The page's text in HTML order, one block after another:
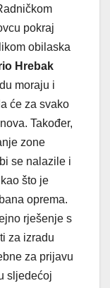
pokraj
obilaska
Hrebak
moraju i
će za svako
Također,
zone
se nalazile i
što je
oprema.
rješenje s
za izradu
za prijavu
sljedećoj